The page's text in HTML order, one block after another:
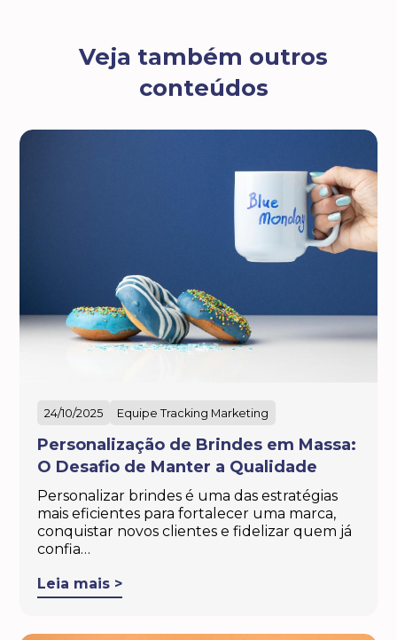
Veja também outros
conteúdos
24/10/2025 Equipe Tracking Marketing
Personalização de Brindes em Massa:
O Desafio de Manter a Qualidade
Personalizar brindes é uma das estratégias
mais eficientes para fortalecer uma marca,
conquistar novos clientes e fidelizar quem já
confia…
Leia mais >